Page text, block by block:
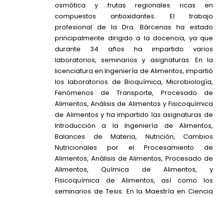
osmótica y frutas regionales ricas en
compuestos antioxidantes. El trabajo
profesional de la Dra. Bárcenas ha estado
principalmente dirigido a la docencia, ya que
durante 34 años ha impartido varios
laboratorios, seminarios y asignaturas. En la
licenciatura en Ingeniería de Alimentos, impartió
los laboratorios de Bioquímica, Microbiología,
Fenómenos de Transporte, Procesado de
Alimentos, Análisis de Alimentos y Fisicoquímica
de Alimentos y ha impartido las asignaturas de
Introducción a la Ingeniería de Alimentos,
Balances de Materia, Nutrición, Cambios
Nutricionales por el Procesamiento de
Alimentos, Análisis de Alimentos, Procesado de
Alimentos, Química de Alimentos, y
Fisicoquímica de Alimentos, así como los
seminarios de Tesis. En la Maestría en Ciencia